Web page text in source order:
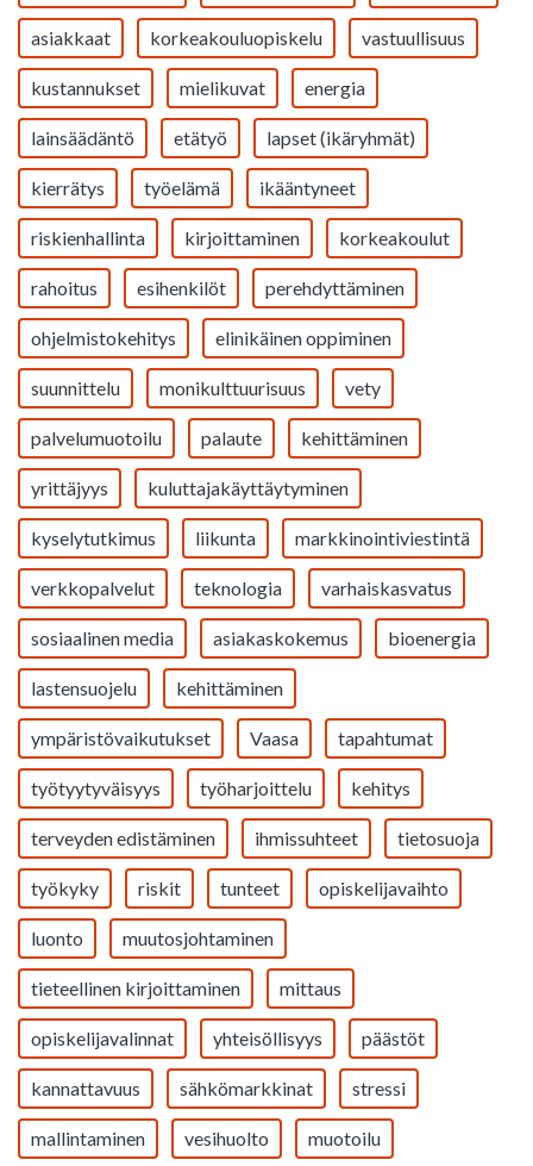
asiakkaat korkeakouluopiskelu vastuullisuus
kustannukset mielikuvat energia
lainsäädäntö etätyö lapset (ikäryhmät)
kierrätys työelämä ikääntyneet
riskienhallinta kirjoittaminen korkeakoulut
rahoitus esihenkilöt perehdyttäminen
ohjelmistokehitys elinikäinen oppiminen
suunnittelu monikulttuurisuus vety
palvelumuotoilu palaute kehittäminen
yrittäjyys kuluttajakäyttäytyminen
kyselytutkimus liikunta markkinointiviestintä
verkkopalvelut teknologia varhaiskasvatus
sosiaalinen media asiakaskokemus bioenergia
lastensuojelu kehittäminen
ympäristövaikutukset Vaasa tapahtumat
työtyytyväisyys työharjoittelu kehitys
terveyden edistäminen ihmissuhteet tietosuoja
työkyky riskit tunteet opiskelijavaihto
luonto muutosjohtaminen
tieteellinen kirjoittaminen mittaus
opiskelijavalinnat yhteisöllisyys päästöt
kannattavuus sähkömarkkinat stressi
mallintaminen vesihuolto muotoilu